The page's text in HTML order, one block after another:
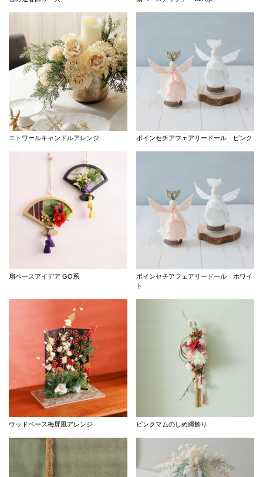
エトワールキャンドルアレンジ ポインセチアフェアリードール ピンク
扇ベースアイデア GO系
ポインセチアフェアリードール ホワイ
ト
ウッドベース梅屏風アレンジ ピンクマムのしめ縄飾り